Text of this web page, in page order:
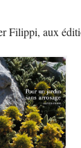
Filippi, aux